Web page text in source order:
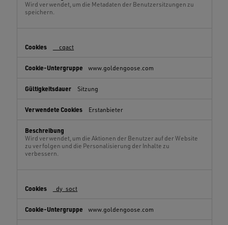
Wird verwendet, um die Metadaten der Benutzersitzungen zu
speichern.
__cqact
www.goldengoose.com
Sitzung
Erstanbieter
Wird verwendet, um die Aktionen der Benutzer auf der Website
zu verfolgen und die Personalisierung der Inhalte zu
verbessern.
_dy_soct
www.goldengoose.com